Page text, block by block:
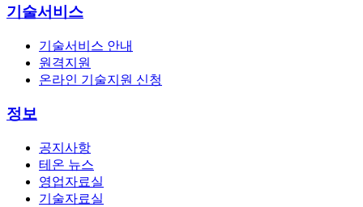
기술서비스
기술서비스 안내
원격지원
온라인 기술지원 신청
정보
공지사항
테온 뉴스
영업자료실
기술자료실